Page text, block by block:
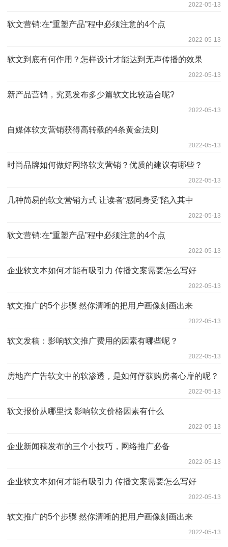
2022-05-13
软文营销:在“重塑产品”程中必须注意的4个点
2022-05-13
软文到底有何作用？怎样设计才能达到无声传播的效果
2022-05-13
新产品营销，究竟发布多少篇软文比较适合呢?
2022-05-13
自媒体软文营销获得高转载的4条黄金法则
2022-05-13
时尚品牌如何做好网络软文营销？优质的建议有哪些？
2022-05-13
几种简易的软文营销方式 让读者“感同身受”陷入其中
2022-05-13
软文营销:在“重塑产品”程中必须注意的4个点
2022-05-13
企业软文本如何才能有吸引力 传播文案需要怎么写好
2022-05-13
软文推广的5个步骤 然你清晰的把用户画像刻画出来
2022-05-13
软文发稿：影响软文推广费用的因素有哪些呢？
2022-05-13
房地产广告软文中的软渗透，是如何俘获购房者心扉的呢？
2022-05-13
软文报价从哪里找 影响软文价格因素有什么
2022-05-13
企业新闻稿发布的三个小技巧，网络推广必备
2022-05-13
企业软文本如何才能有吸引力 传播文案需要怎么写好
2022-05-13
软文推广的5个步骤 然你清晰的把用户画像刻画出来
2022-05-13